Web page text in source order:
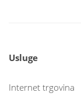
Usluge
Internet trgovina